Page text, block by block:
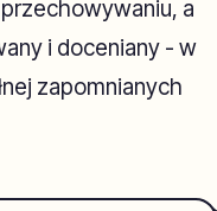
a
i doceniany - w
zapomnianych